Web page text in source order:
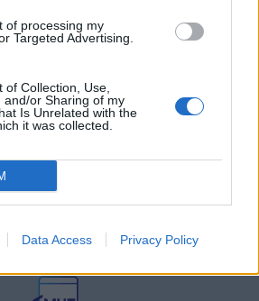
of processing my
Targeted Advertising.
of Collection, Use,
and/or Sharing of my
Is Unrelated with the
it was collected.
Data Access Privacy Policy
- All rights reserved.